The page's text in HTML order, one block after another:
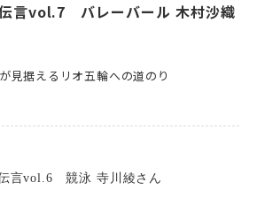
言vol.7 バレーバール 木村沙織
見据えるリオ五輪への道のり